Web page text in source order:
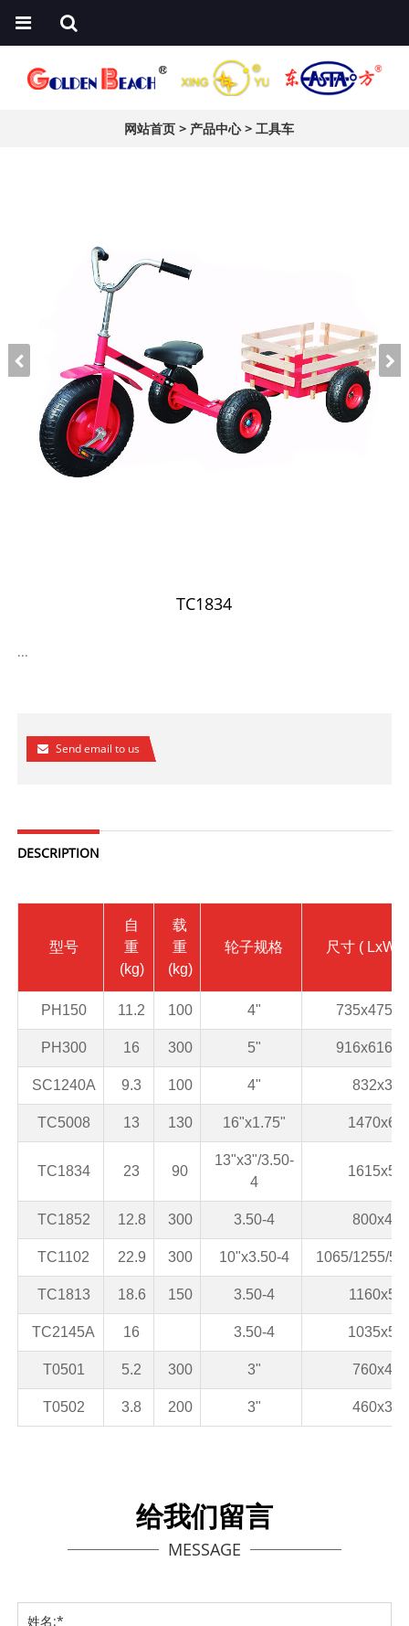
网站首页> 产品中心> 工具车
TC1834
...
Send email to us
DESCRIPTION
型号
自
重
(kg)
载
重
(kg)
轮子规格 尺寸(
PH150 11.2 100 4"
PH300 16 300 5"
SC1240A 9.3 100 4"
TC5008 13 130 16"x1.75"
TC1834 23 90
13"x3"/3.50-
4
TC1852 12.8 300 3.50-4
TC1102 22.9 300 10"x3.50-4 1065/1255/
TC1813 18.6 150 3.50-4
TC2145A 16 3.50-4
T0501 5.2 300 3"
T0502 3.8 200 3"
给我们留言
MESSAGE